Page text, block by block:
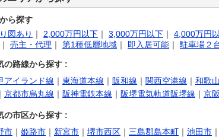
ら探す
図あり ｜ 2,000万円以下 ｜ 3,000万円以下 ｜ 4,000万円
｜ 売主・代理 ｜ 第1種低層地域 ｜ 即入居可能 ｜ 駐車場２
の路線から探す :
アイランド線 ｜ 東海道本線 ｜ 阪和線 ｜ 関西空港線 ｜ 和歌
｜ 京都市烏丸線 ｜ 阪神電鉄本線 ｜ 阪堺電気軌道阪堺線 ｜ 京
の市区から探す :
市 ｜ 姫路市 ｜ 新宮市 ｜ 堺市西区 ｜ 三島郡島本町 ｜ 池田市 ｜